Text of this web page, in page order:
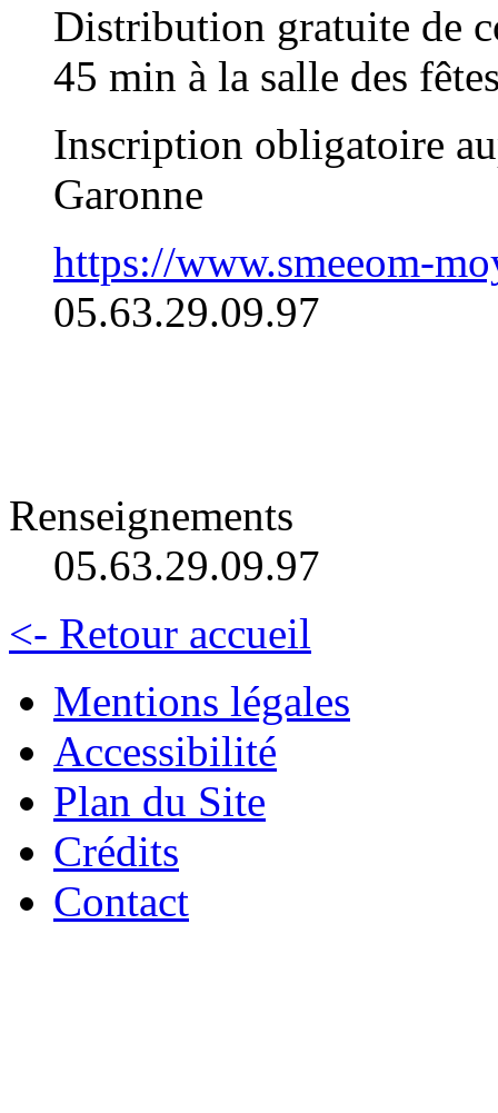
Distribution gratuite de
45 min à la salle des
Inscription obligatoire
Garonne
https://www.smeeom-
05.63.29.09.97
Renseignements
05.63.29.09.97
<- Retour accueil
Mentions légales
Accessibilité
Plan du Site
Crédits
Contact